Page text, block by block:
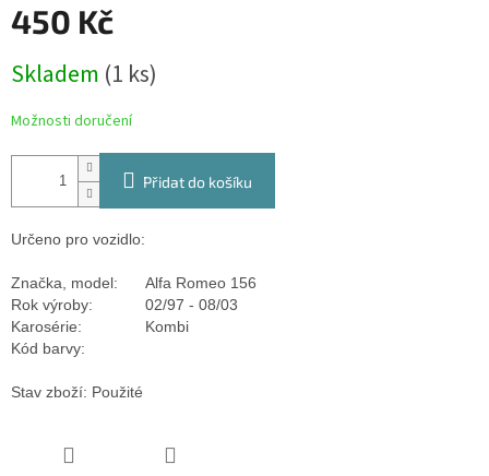
450 Kč
cena:
Skladem (1 ks)
Možnosti doručení
Přidat do košíku
Určeno pro vozidlo:
Značka, model:
Alfa Romeo 156
Rok výroby:
02/97 - 08/03
Karosérie:
Kombi
Kód barvy:
Stav zboží: Použité